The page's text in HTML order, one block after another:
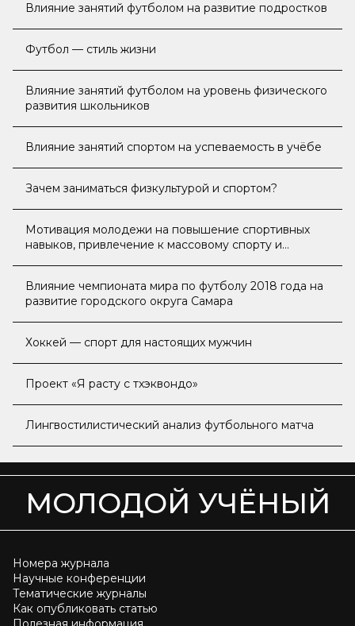
Влияние занятий футболом на развитие подростков
Футбол — стиль жизни
Влияние занятий футболом на уровень физического
развития школьников
Влияние занятий спортом на успеваемость в учёбе
Зачем заниматься физкультурой и спортом?
Мотивация молодежи на повышение спортивных
навыков, привлечение к массовому спорту и
Влияние чемпионата мира по футболу 2018 года на
развитие городского округа Самара
Хоккей — спорт для настоящих мужчин
Проект «Я расту с тхэквондо»
Лингвостилистический анализ футбольного матча
МОЛОДОЙ УЧЁНЫЙ
Номера журнала
Научные конференции
Тематические журналы
Как опубликовать статью